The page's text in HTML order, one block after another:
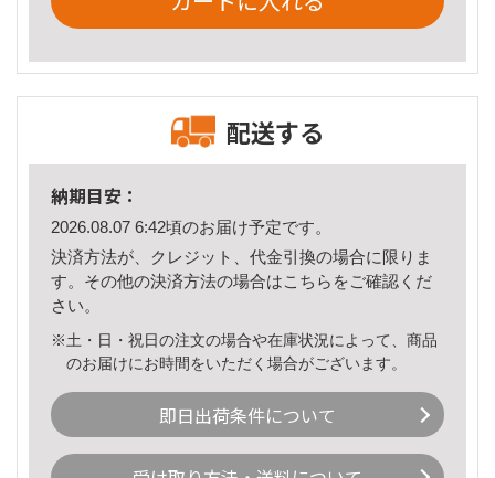
配送する
納期目安：
2026.08.07 6:42頃のお届け予定です。
決済方法が、クレジット、代金引換の場合に限りま
す。その他の決済方法の場合はこちら をご確認くだ
さい。
※土・日・祝日の注文の場合や在庫状況によって、商品
のお届けにお時間をいただく場合がございます。
即日出荷条件について